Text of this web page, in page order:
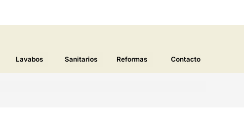
Lavabos Sanitarios Reformas Contacto